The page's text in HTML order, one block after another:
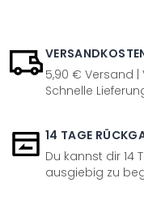
5,90 € Versand |
Schnelle
14 TAGE
Du kannst dir 14
ausgiebig zu